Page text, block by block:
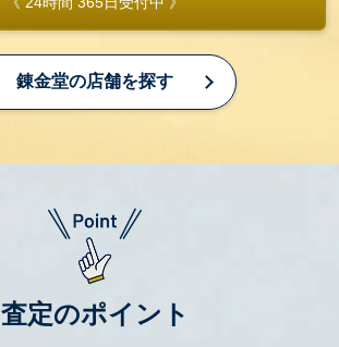
錬金堂の店舗を探す
査定のポイント